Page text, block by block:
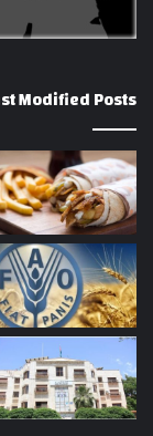
Modified Posts